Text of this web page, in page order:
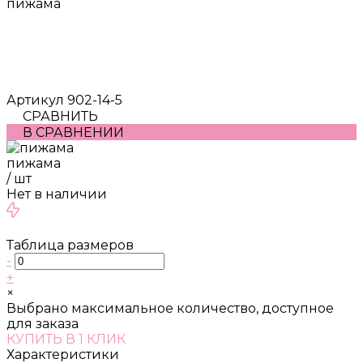
пижама
Артикул 902-14-5
СРАВНИТЬ
В СРАВНЕНИИ
пижама
/ шт
Нет в наличии
Таблица размеров
-
+
×
Выбрано максимальное количество, доступное
для заказа
КУПИТЬ В 1 КЛИК
Характеристики